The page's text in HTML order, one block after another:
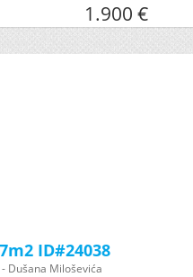
1.900 €
ID#24038
Dušana Miloševića